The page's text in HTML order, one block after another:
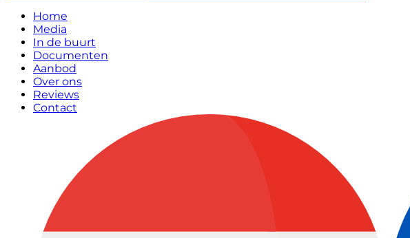
Home
Media
In de buurt
Documenten
Aanbod
Over ons
Reviews
Contact